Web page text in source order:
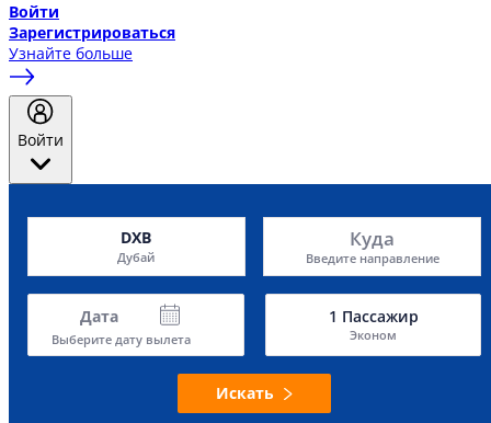
Войти
Зарегистрироваться
Узнайте больше
Войти
DXB
Дубай
Куда
Введите направление
Дата
Выберите дату вылета
1 Пассажир
Эконом
Искать